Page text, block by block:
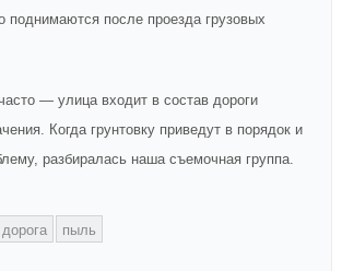
поднимаются после проезда грузовых
— улица входит в состав дороги
Когда грунтовку приведут в порядок и
разбиралась наша съемочная группа.
дорога пыль